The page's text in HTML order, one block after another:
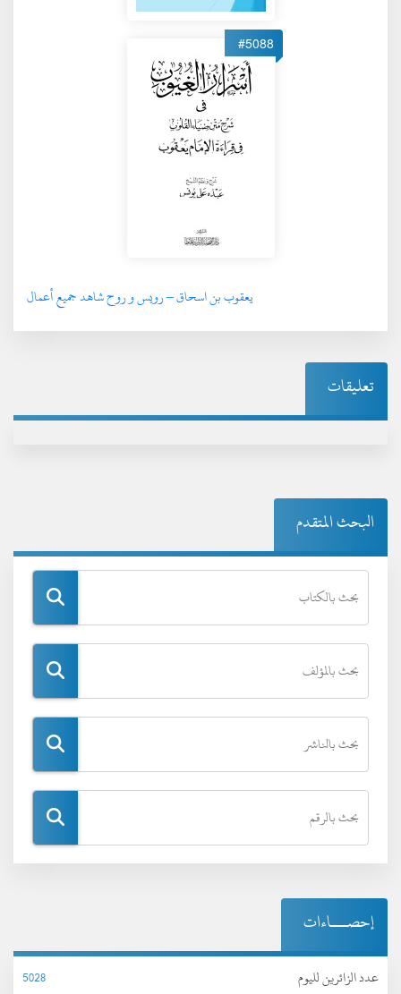
#5088
يعقوب بن اسحاق – رويس و روح شاهد جميع أعمال
تعليقات
البحث المتقدم
إحصـــاءات
عدد الزائرين لليوم
5028